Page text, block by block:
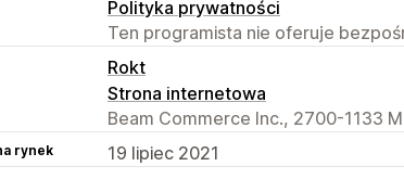
Polityka prywatności
Ten programista nie oferuje
Rokt
Strona internetowa
Beam Commerce Inc., 2700-1133
rynek 19 lipiec 2021